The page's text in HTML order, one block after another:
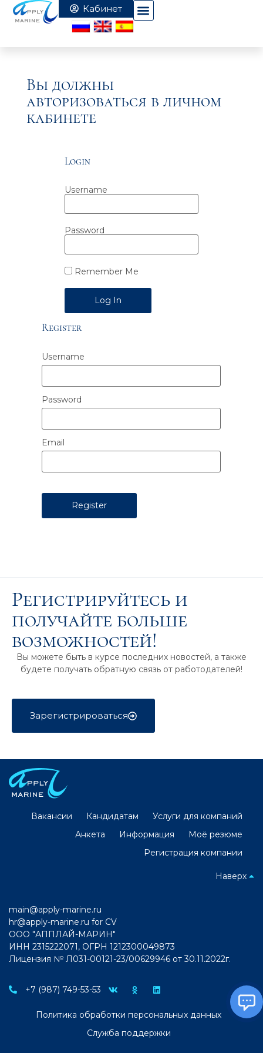
Вы должны
авторизоваться в личном
кабинете
Login
Username
Password
Remember Me
Alternative:
Register
Username
Password
Email
Регистрируйтесь и
получайте больше
возможностей!
Вы можете быть в курсе последних новостей, а также
будете получать обратную связь от работодателей!
Зарегистрироваться
Вакансии Кандидатам
Услуги для компаний
Анкета
Информация
Моё резюме
Регистрация компании
Наверх
main@apply-marine.ru
hr@apply-marine.ru for CV
ООО "АППЛАЙ-МАРИН"
ИНН 2315222071, ОГРН 1212300049873
Лицензия № Л031-00121-23/00629946 от 30.11.2022г.
+7 (987) 749-53-53
Политика обработки персональных данных
Служба поддержки